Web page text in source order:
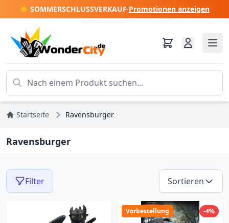
☀️ SOMMERSCHLUSSVERKAUF·Promotionen anzeigen
Startseite Ravensburger
Ravensburger
Filter Sortieren
-4%
Vorbestellung